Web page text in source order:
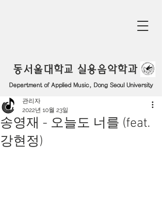
동서울대학교 실용음악학과
Department of Applied Music, Dong Seoul University
송영재 - 오늘도 너를 (feat.
강현정)
관리자
2022년 10월 23일